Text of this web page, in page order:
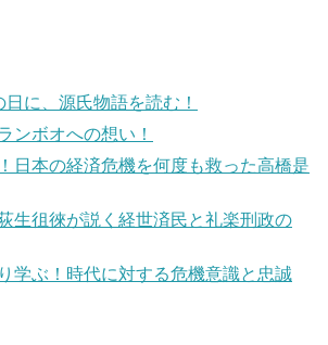
に、源氏物語を読む！
ンボオへの想い！
日本の経済危機を何度も救った高橋是
生徂徠が説く経世済民と礼楽刑政の
学ぶ！時代に対する危機意識と忠誠